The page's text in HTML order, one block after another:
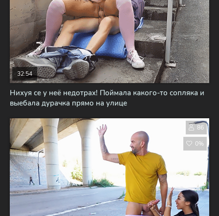
Нихуя се у неё недотрах! Поймала какого-то сопляка и
выебала дурачка прямо на улице
32:54
86
0%